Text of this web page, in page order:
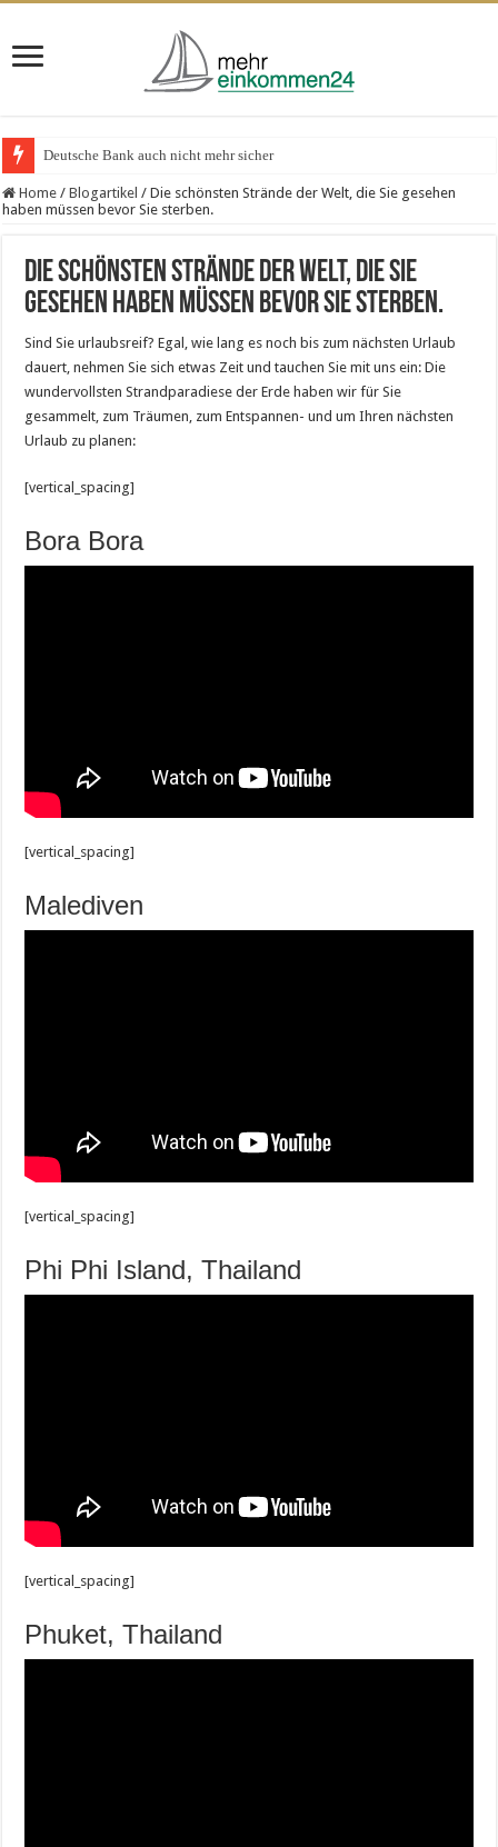
Deutsche Bank auch nicht mehr sicher
Home / Blogartikel / Die schönsten Strände der Welt, die Sie gesehen
haben müssen bevor Sie sterben.
Die schönsten Strände der Welt, die Sie
gesehen haben müssen bevor Sie sterben.
Sind Sie urlaubsreif? Egal, wie lang es noch bis zum nächsten Urlaub
dauert, nehmen Sie sich etwas Zeit und tauchen Sie mit uns ein: Die
wundervollsten Strandparadiese der Erde haben wir für Sie
gesammelt, zum Träumen, zum Entspannen- und um Ihren nächsten
Urlaub zu planen:
[vertical_spacing]
Bora Bora
[vertical_spacing]
Malediven
[vertical_spacing]
Phi Phi Island, Thailand
[vertical_spacing]
Phuket, Thailand